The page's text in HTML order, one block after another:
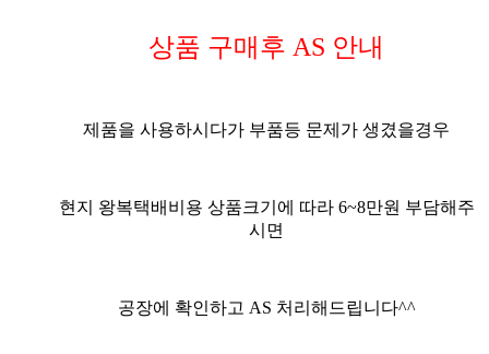
상품 구매후 AS 안내
제품을 사용하시다가 부품등 문제가 생겼을경우
현지 왕복택배비용 상품크기에 따라 6~8만원 부담해주
시면
공장에 확인하고 AS 처리해드립니다^^